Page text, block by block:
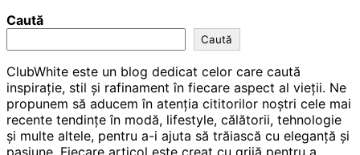
Caută
Caută
ClubWhite este un blog dedicat celor care caută
inspirație, stil și rafinament în fiecare aspect al vieții. Ne
propunem să aducem în atenția cititorilor noștri cele mai
recente tendințe în modă, lifestyle, călătorii, tehnologie
și multe altele, pentru a-i ajuta să trăiască cu eleganță și
pasiune. Fiecare articol este creat cu grijă pentru a